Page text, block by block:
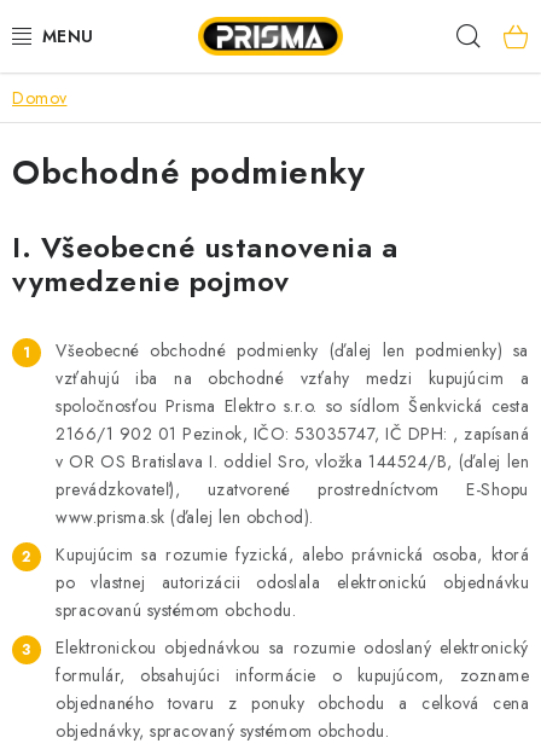
na
AKCIE
LED PÁSY
ROZVÁDZAČE
KÁBLE A VODIČE
SVORKY, ROZBOČOVAČE A OSTATNÉ
BLESKOZVOD
BATÉRIE A NABÍJAČKY
ELEKTRICKÉ VYKUROVANIE A VENTILÁCIA
NÁRADIE A KOTVIACI MATERIÁL
SVIETIDLÁ A SVETELNÉ ZDROJE
Domov
Obchodné podmienky
I. Všeobecné ustanovenia a
vymedzenie pojmov
Všeobecné obchodné podmienky (ďalej len podmienky) sa
vzťahujú iba na obchodné vzťahy medzi kupujúcim a
spoločnosťou Prisma Elektro s.r.o. so sídlom Šenkvická cesta
2166/1 902 01 Pezinok, IČO: 53035747, IČ DPH: , zapísaná
v OR OS Bratislava I. oddiel Sro, vložka 144524/B, (ďalej len
prevádzkovateľ), uzatvorené prostredníctvom E-Shopu
www.prisma.sk (ďalej len obchod).
Kupujúcim sa rozumie fyzická, alebo právnická osoba, ktorá
po vlastnej autorizácii odoslala elektronickú objednávku
spracovanú systémom obchodu.
Elektronickou objednávkou sa rozumie odoslaný elektronický
formulár, obsahujúci informácie o kupujúcom, zozname
objednaného tovaru z ponuky obchodu a celková cena
objednávky, spracovaný systémom obchodu.